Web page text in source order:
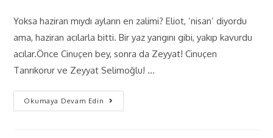
Yoksa haziran mıydı ayların en zalimi? Eliot, ‘nisan’ diyordu
ama, haziran acılarla bitti. Bir yaz yangını gibi, yakıp kavurdu
acılar.Önce Cinuçen bey, sonra da Zeyyat! Cinuçen
Tanrıkorur ve Zeyyat Selimoğlu! …
Okumaya Devam Edin